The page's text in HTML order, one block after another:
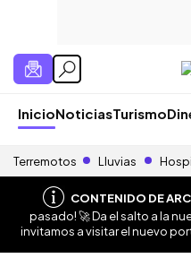
InicioNoticiasTurismo
Terremotos Lluvias
CONTENIDO DE
pasado! 🚀 Da el salto a la
invitamos a visitar el nuevo